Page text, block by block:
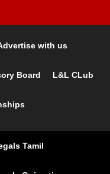
with us
Board L&L CLub
Tamil